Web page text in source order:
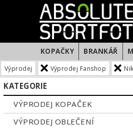
KOPAČKY BRANKÁŘ
Výprodej Výprodej Fanshop
KATEGORIE
VÝPRODEJ KOPAČEK
VÝPRODEJ OBLEČENÍ